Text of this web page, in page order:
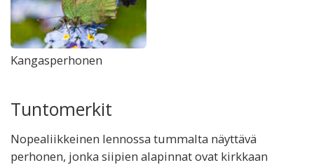
Kangasperhonen
Tuntomerkit
Nopealiikkeinen lennossa tummalta näyttävä
perhonen, jonka siipien alapinnat ovat kirkkaan